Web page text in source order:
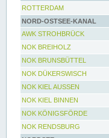
ROTTERDAM
NORD-OSTSEE-KANAL
AWK STROHBRÜCK
NOK BREIHOLZ
NOK BRUNSBÜTTEL
NOK DÜKERSWISCH
NOK KIEL AUSSEN
NOK KIEL BINNEN
NOK KÖNIGSFÖRDE
NOK RENDSBURG